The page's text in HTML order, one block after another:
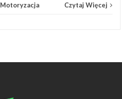
Motoryzacja Czytaj Więcej